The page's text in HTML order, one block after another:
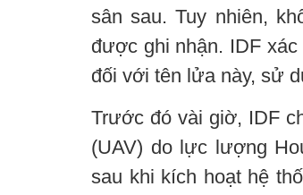
sân sau. Tuy nhiên,
được ghi nhận. IDF
đối với tên lửa này, sử
Trước đó vài giờ, IDF
(UAV) do lực lượng
sau khi kích hoạt hệ